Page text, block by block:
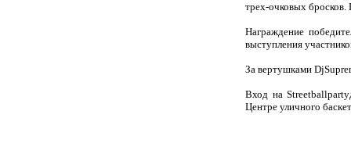
трех-очковых
Награждение
выступления
За вертушками Dj
Вход наStreetballparty
Центре уличного